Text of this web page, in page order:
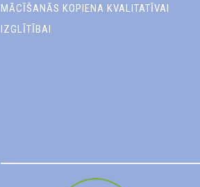
MĀCĪŠANĀS KOPIENA KVALITATĪVAI
IZGLĪTĪBAI